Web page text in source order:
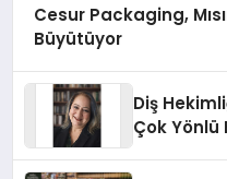
Cesur Packaging,
Büyütüyor
Diş
Çok Yönlü